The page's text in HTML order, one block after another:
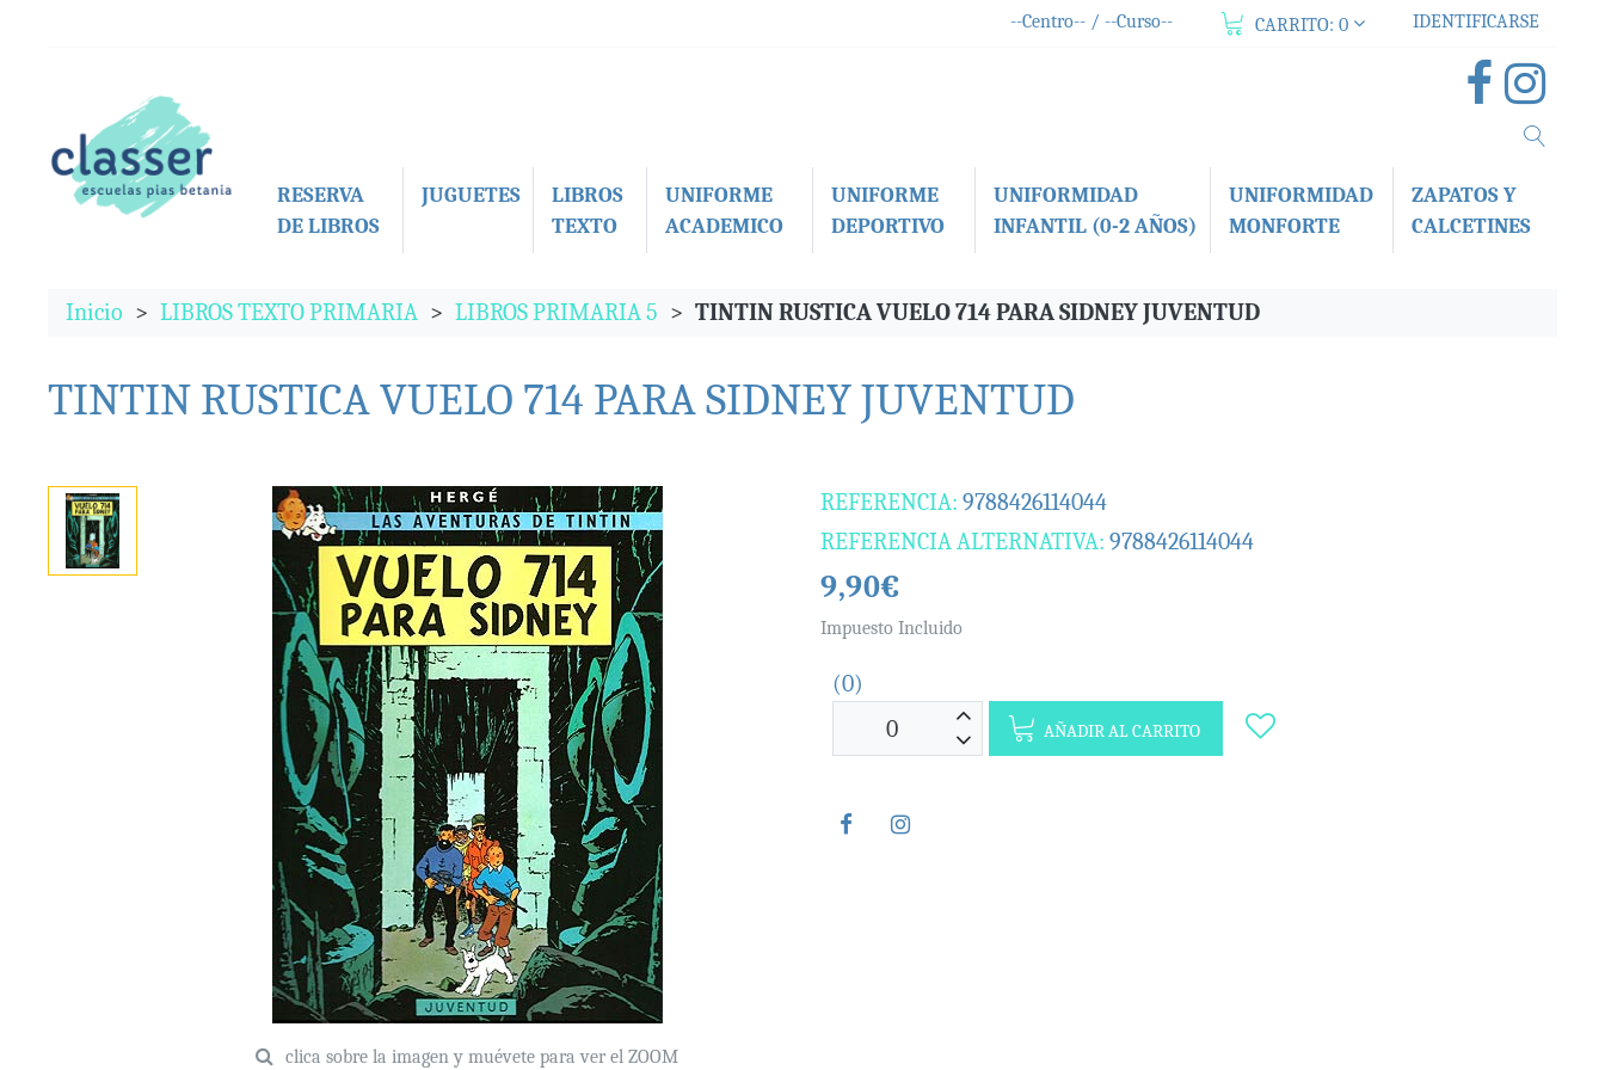
--Centro-- / --Curso-- CARRITO: 0 IDENTIFICARSE
RESERVA
DE LIBROS
JUGUETES
LIBROS
TEXTO
UNIFORME
ACADEMICO
UNIFORME
DEPORTIVO
UNIFORMIDAD
INFANTIL (0-2 AÑOS)
UNIFORMIDAD
MONFORTE
ZAPATOS Y
CALCETINES
Inicio LIBROS TEXTO PRIMARIA LIBROS PRIMARIA 5 TINTIN RUSTICA VUELO 714 PARA SIDNEY JUVENTUD
TINTIN RUSTICA VUELO 714 PARA SIDNEY JUVENTUD
clica sobre la imagen y muévete para ver el ZOOM
REFERENCIA: 9788426114044
REFERENCIA ALTERNATIVA: 9788426114044
9,90€
Impuesto Incluido
(0)
AÑADIR AL CARRITO